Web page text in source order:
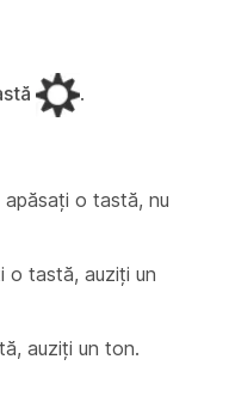
.
apăsați o tastă, nu
o tastă, auziți un
auziți un ton.